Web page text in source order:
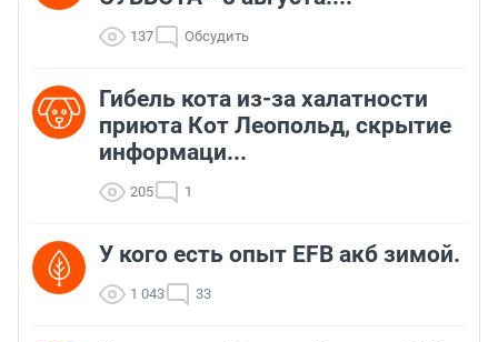
137 Обсудить
Гибель кота из-за халатности
приюта Кот Леопольд, скрытиe
информаци...
205 1
У кого есть опыт EFB акб зимой.
1 043 33